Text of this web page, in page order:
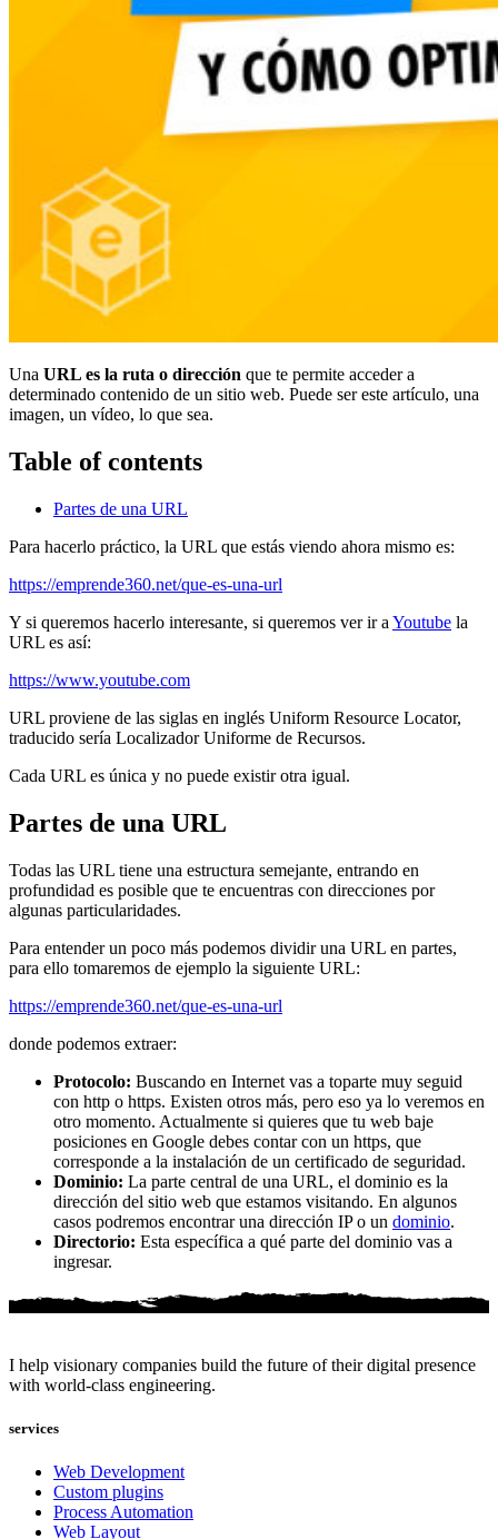
Una URL es la ruta o dirección que te permite acceder a
determinado contenido de un sitio web. Puede ser este artículo, una
imagen, un vídeo, lo que sea.
Table of contents
Partes de una URL
Para hacerlo práctico, la URL que estás viendo ahora mismo es:
https://emprende360.net/que-es-una-url
Y si queremos hacerlo interesante, si queremos ver ir a Youtube la
URL es así:
https://www.youtube.com
URL proviene de las siglas en inglés Uniform Resource Locator,
traducido sería Localizador Uniforme de Recursos.
Cada URL es única y no puede existir otra igual.
Partes de una URL
Todas las URL tiene una estructura semejante, entrando en
profundidad es posible que te encuentras con direcciones por
algunas particularidades.
Para entender un poco más podemos dividir una URL en partes,
para ello tomaremos de ejemplo la siguiente URL:
https://emprende360.net/que-es-una-url
donde podemos extraer:
Protocolo: Buscando en Internet vas a toparte muy seguid
con http o https. Existen otros más, pero eso ya lo veremos en
otro momento. Actualmente si quieres que tu web baje
posiciones en Google debes contar con un https, que
corresponde a la instalación de un certificado de seguridad.
Dominio: La parte central de una URL, el dominio es la
dirección del sitio web que estamos visitando. En algunos
casos podremos encontrar una dirección IP o un dominio.
Directorio: Esta específica a qué parte del dominio vas a
ingresar.
I help visionary companies build the future of their digital presence
with world-class engineering.
services
Web Development
Custom plugins
Process Automation
Web Layout